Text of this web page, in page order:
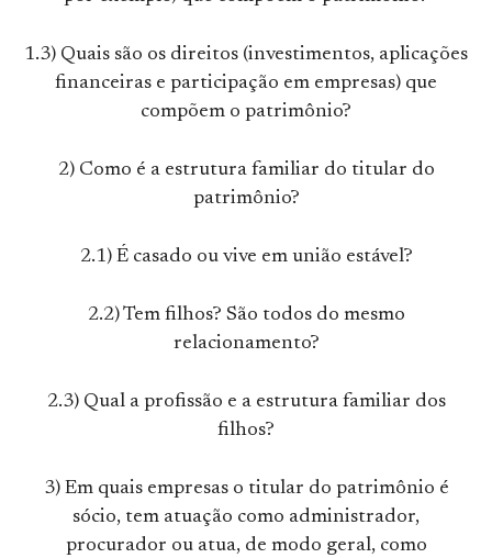
1.3) Quais são os direitos (investimentos, aplicações
financeiras e participação em empresas) que
compõem o patrimônio?
2) Como é a estrutura familiar do titular do
patrimônio?
2.1) É casado ou vive em união estável?
2.2) Tem filhos? São todos do mesmo
relacionamento?
2.3) Qual a profissão e a estrutura familiar dos
filhos?
3) Em quais empresas o titular do patrimônio é
sócio, tem atuação como administrador,
procurador ou atua, de modo geral, como